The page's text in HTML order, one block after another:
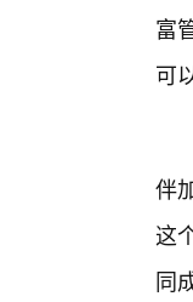
富
可
伴
这
同